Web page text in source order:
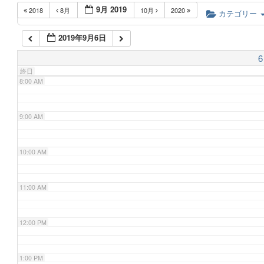
2018 8月 9月 2019 10月 2020 カテゴリー
2019年9月6日
6
終日
6:00 AM
7:00 AM
8:00 AM
9:00 AM
10:00 AM
11:00 AM
12:00 PM
1:00 PM